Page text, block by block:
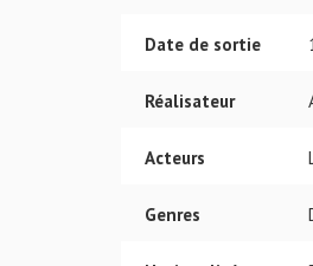
Date de sortie
Réalisateur
Acteurs
Genres